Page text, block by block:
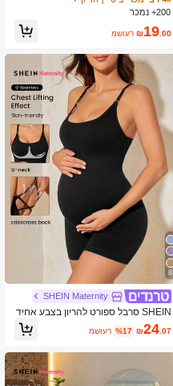
200+ נמכר
₪19.00 משוער
8
SHEIN Maternity
SHEIN סרבל ספורט להריון בצבע אחיד
עם רצועות כפולות
₪24.07
%17 משוער